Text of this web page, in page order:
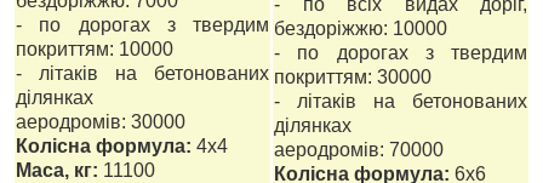
- по дорогах з твердим
покриттям: 10000
- літаків на бетонованих
ділянках
аеродромів: 30000
Колісна формула: 4x4
Маса, кг: 11100
- по всіх видах доріг,
бездоріжжю: 10000
- по дорогах з твердим
покриттям: 30000
- літаків на бетонованих
ділянках
аеродромів: 70000
Колісна формула: 6х6